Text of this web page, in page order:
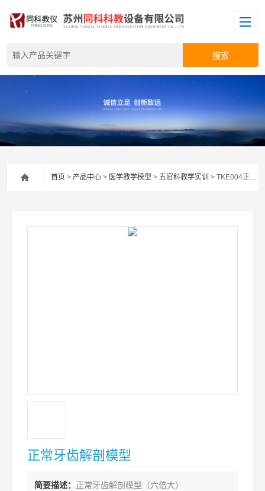
首页 >产品中心 > 医学教学模型 >五官科教学实训 > TKE004正常牙齿解剖模型
正常牙齿解剖模型
简要描述： 正常牙齿解剖模型（六倍大）